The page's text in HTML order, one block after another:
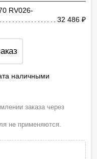
RV026-
32 486
наличными
заказа через
не применяются.